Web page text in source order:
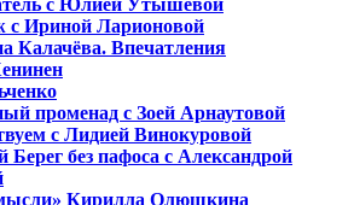
с Юлией Утышевой
с Ириной Ларионовой
Калачёва. Впечатления
променад с Зоей Арнаутовой
с Лидией Винокуровой
Берег без пафоса с Александрой
Кирилла Олюшкина